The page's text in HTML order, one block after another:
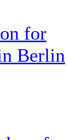
for
Berlin